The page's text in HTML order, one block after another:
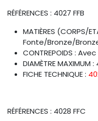
RÉFÉRENCES : 4027 FFB
MATIÈRES (CORPS/
Fonte/Bronze/
CONTREPOIDS : Avec
DIAMÈTRE MAXIMUM :
FICHE TECHNIQUE :
RÉFÉRENCES : 4028 FFC